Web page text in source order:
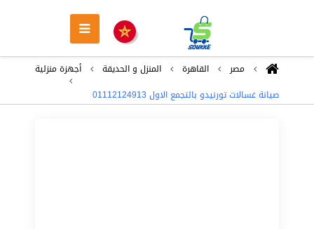
مصر القاهرة المنزل و الحديقة
أجهزة منزلية
صيانة غسالات تورنيدو بالتجمع الاول 01112124913